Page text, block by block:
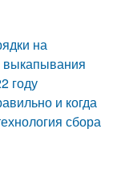
на
выкапывания
году
и когда
сбора